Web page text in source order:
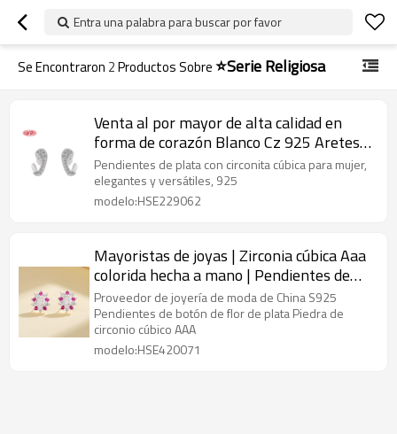
Entra una palabra para buscar por favor
Se Encontraron 2Productos Sobre⭐Serie Religiosa
Venta al por mayor de alta calidad en
forma de corazón Blanco Cz 925 Aretes
de plata esterlina para joyería de mujer
Pendientes de plata con circonita cúbica para mujer,
elegantes y versátiles, 925
modelo:HSE229062
Mayoristas de joyas | Zirconia cúbica Aaa
colorida hecha a mano | Pendientes de
flores de plata de ley 925 para mujer
Proveedor de joyería de moda de China S925
Pendientes de botón de flor de plata Piedra de
circonio cúbico AAA
modelo:HSE420071